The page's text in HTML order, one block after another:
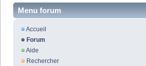
Menu forum
Accueil
Forum
Aide
Rechercher